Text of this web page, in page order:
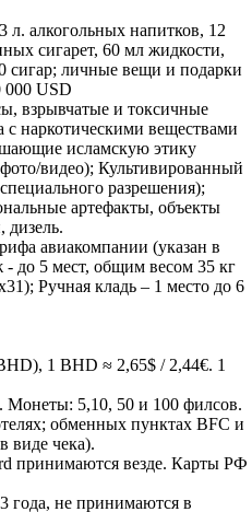
л. алкогольных напитков, 12
сигарет, 60 мл жидкости,
сигар; личные вещи и подарки
000 USD
взрывчатые и токсичные
с наркотическими веществами
исламскую этику
видео); Культивированный
разрешения);
артефакты, объекты
авиакомпании (указан в
до 5 мест, общим весом 35 кг
Ручная кладь – 1 место до 6
1 BHD ≈ 2,65$ / 2,44€. 1
5,10, 50 и 100 филсов.
обменных пунктах BFC и
виде чека).
принимаются везде. Карты РФ
года, не принимаются в